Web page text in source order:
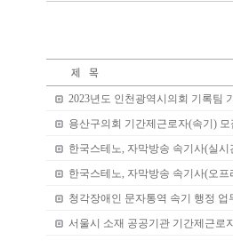
2023년도 인천광역시의회 기록팀
용산구의회 기간제근로자(속기) 모
한국스테노, 자막방송 속기사(실
한국스테노, 자막방송 속기사(오
청각장애인 문자통역 속기 행정 업
서울시 소재 공공기관 기간제근로